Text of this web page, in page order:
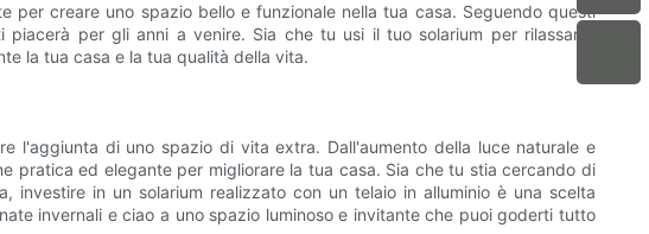
per creare uno spazio bello e funzionale nella tua casa. Seguendo questi
per gli anni a venire. Sia che tu usi il tuo solarium per rilassarsi,
la tua casa e la tua qualità della vita.
l'aggiunta di uno spazio di vita extra. Dall'aumento della luce naturale e
pratica ed elegante per migliorare la tua casa. Sia che tu stia cercando di
in un solarium realizzato con un telaio in alluminio è una scelta
invernali e ciao a uno spazio luminoso e invitante che puoi goderti tutto